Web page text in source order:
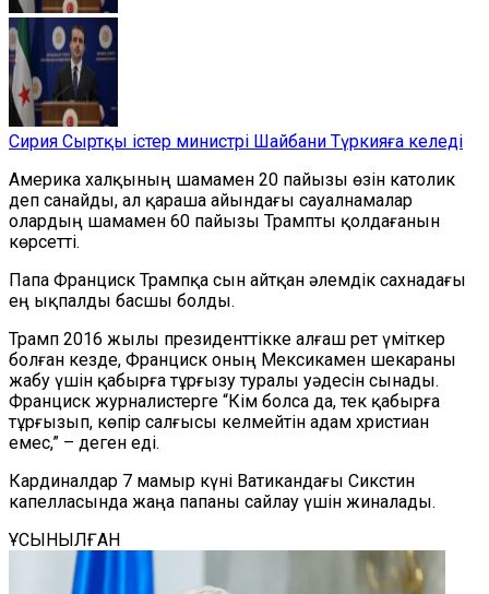
Сирия Сыртқы істер министрі Шайбани Түркияға келеді
Америка халқының шамамен 20 пайызы өзін католик
деп санайды, ал қараша айындағы сауалнамалар
олардың шамамен 60 пайызы Трампты қолдағанын
көрсетті.
Папа Франциск Трампқа сын айтқан әлемдік сахнадағы
ең ықпалды басшы болды.
Трамп 2016 жылы президенттікке алғаш рет үміткер
болған кезде, Франциск оның Мексикамен шекараны
жабу үшін қабырға тұрғызу туралы уәдесін сынады.
Франциск журналистерге “Кім болса да, тек қабырға
тұрғызып, көпір салғысы келмейтін адам христиан
емес,” – деген еді.
Кардиналдар 7 мамыр күні Ватикандағы Сикстин
капелласында жаңа папаны сайлау үшін жиналады.
ҰСЫНЫЛҒАН